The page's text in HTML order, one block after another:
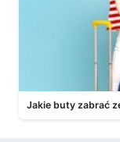
Jakie buty zabrać